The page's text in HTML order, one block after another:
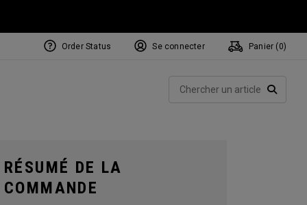
Order Status Se connecter Panier ( 0)
RÉSUMÉ DE LA
COMMANDE